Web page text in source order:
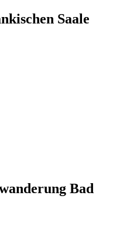
Saale
Bad